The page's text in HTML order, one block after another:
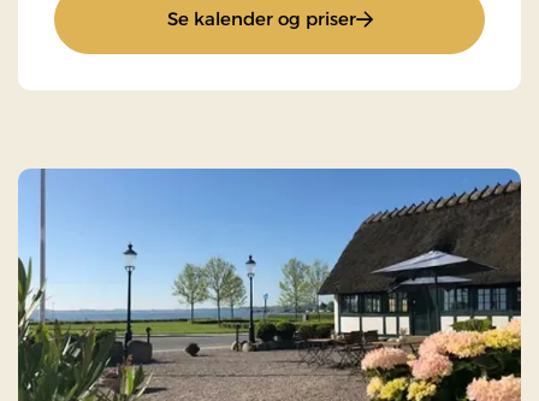
Se kalender og priser: Stays Miniferie